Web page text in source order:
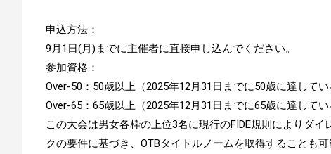
申込方法：
9月1日(月)までに主催者に直接申し込んでください。
参加資格：
Over-50：50歳以上（2025年12月31日までに50歳に達してい
Over-65：65歳以上（2025年12月31日までに65歳に達してい
この大会は男女各枠の上位3名に現行のFIDE規則によりダ
クの要件に基づき、OTBタイトルノームを取得することも可